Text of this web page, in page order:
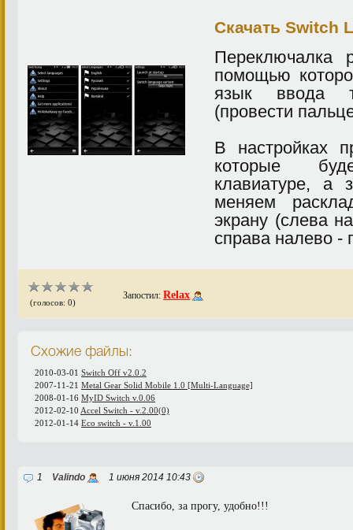
Скачать Switch
Переключалка
помощью
язык ввода
(провести
В настройках
которые
клавиатуре, а
меняем
экрану (слева
справа налево
(голосов: 0)
Запостил: Relax
Схожие файлы:
2010-03-01 Switch Off v2.0.2
2007-11-21 Metal Gear Solid Mobile 1.0 [Multi-Language]
2008-01-16 MyID Switch v.0.06
2012-02-10 Accel Switch - v.2.00(0)
2012-01-14 Eco switch - v.1.00
1 Valindo 1 июня 2014 10:43
Спасибо, за прогу, удобно!!!